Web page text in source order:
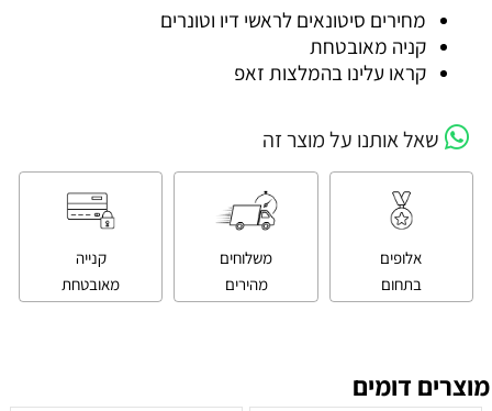
מחירים סיטונאים לראשי דיו וטונרים
קניה מאובטחת
קראו עלינו בהמלצות זאפ
שאל אותנו על מוצר זה
אלופים
בתחום
משלוחים
מהירים
קנייה
מאובטחת
מוצרים דומים